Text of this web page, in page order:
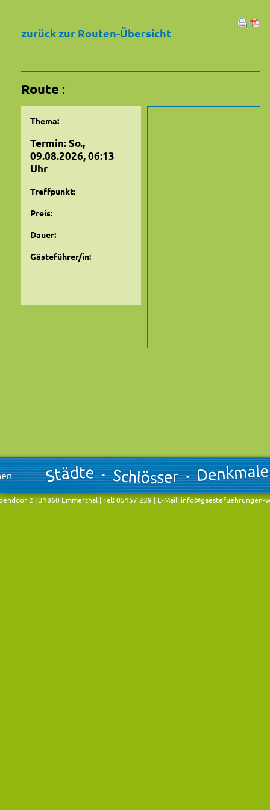
zurück zur Routen-Übersicht
Route :
Thema:
Termin: So.,
09.08.2026, 06:13
Uhr
Treffpunkt:
Preis:
Dauer:
Gästeführer/in:
2 | 31860 Emmerthal | Tel: 05157 239 | E-Mail:info@gaestefuehrungen-